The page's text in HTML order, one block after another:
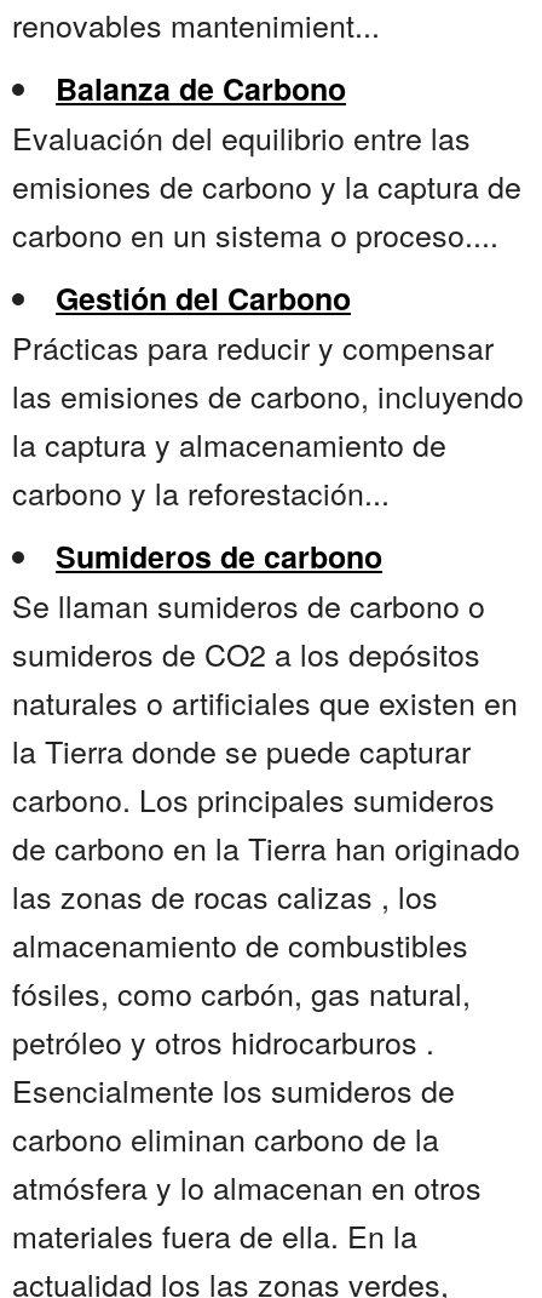
renovables mantenimient...
Balanza de Carbono
Evaluación del equilibrio entre las
emisiones de carbono y la captura de
carbono en un sistema o proceso....
Gestión del Carbono
Prácticas para reducir y compensar
las emisiones de carbono, incluyendo
la captura y almacenamiento de
carbono y la reforestación...
Sumideros de carbono
Se llaman sumideros de carbono o
sumideros de CO2 a los depósitos
naturales o artificiales que existen en
la Tierra donde se puede capturar
carbono. Los principales sumideros
de carbono en la Tierra han originado
las zonas de rocas calizas , los
almacenamiento de combustibles
fósiles, como carbón, gas natural,
petróleo y otros hidrocarburos .
Esencialmente los sumideros de
carbono eliminan carbono de la
atmósfera y lo almacenan en otros
materiales fuera de ella. En la
actualidad los las zonas verdes,